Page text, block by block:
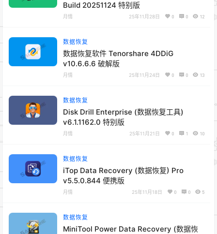
Build 20251124 特别版
月情 25年11月28日 0 0 12
数据恢复
数据恢复软件 Tenorshare 4DDiG
v10.6.6.6 破解版
月情 25年11月24日 0 0 13
数据恢复
Disk Drill Enterprise (数据恢复工具)
v6.1.1162.0 特别版
月情 25年11月21日 0 1 10
数据恢复
iTop Data Recovery (数据恢复) Pro
v5.5.0.844 便携版
月情 25年11月18日 0 0 5
数据恢复
MiniTool Power Data Recovery (数据恢